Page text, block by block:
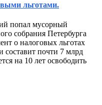
льготами.
попал мусорный
собрания Петербурга
о налоговых льготах
почти 7 млрд
на 10 лет освободить